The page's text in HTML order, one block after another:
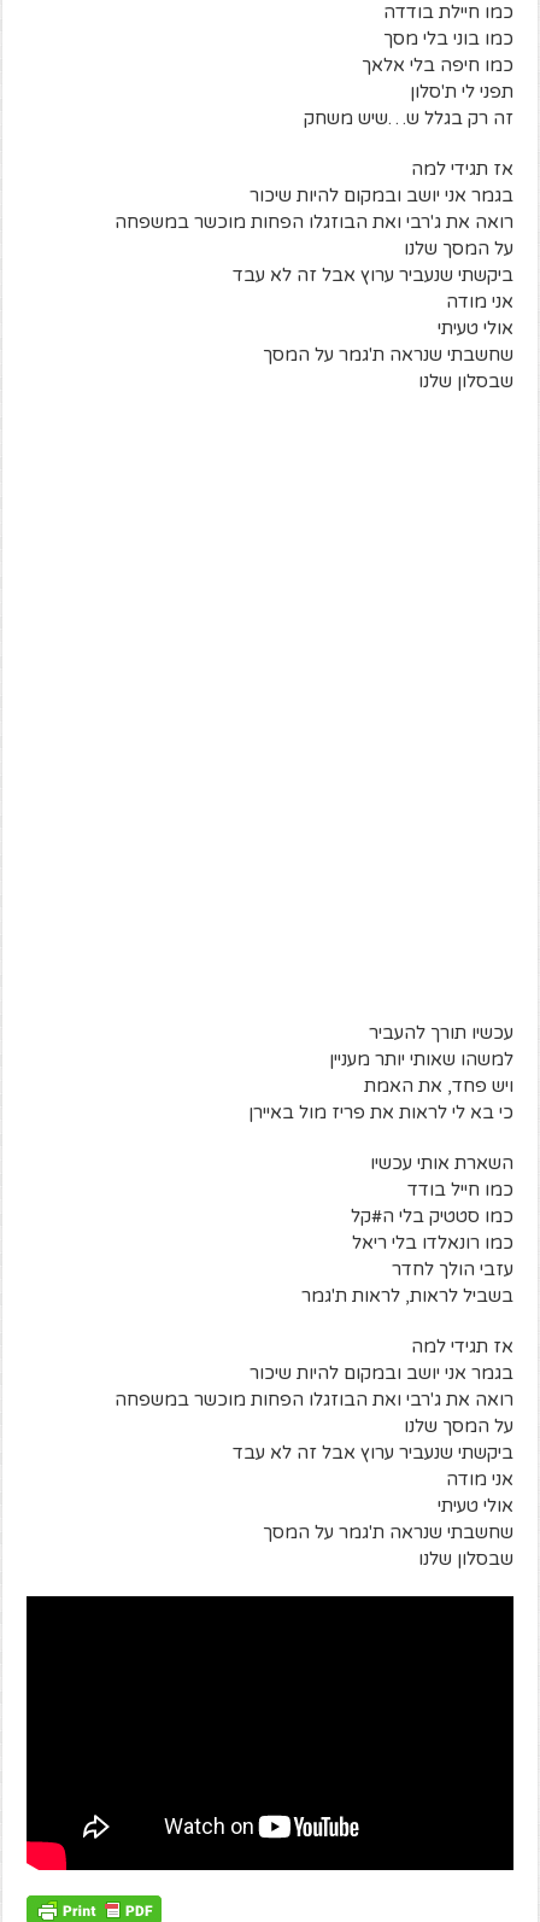
כמו חיילת בודדה
כמו בוני בלי מסך
כמו חיפה בלי אלאך
תפני לי ת'סלון
זה רק בגלל ש…שיש משחק
אז תגידי למה
בגמר אני יושב ובמקום להיות שיכור
רואה את ג'רבי ואת הבוזגלו הפחות מוכשר במשפחה
על המסך שלנו
ביקשתי שנעביר ערוץ אבל זה לא עבד
אני מודה
אולי טעיתי
שחשבתי שנראה ת'גמר על המסך
שבסלון שלנו
עכשיו תורך להעביר
למשהו שאותי יותר מעניין
ויש פחד, את האמת
כי בא לי לראות את פריז מול באיירן
השארת אותי עכשיו
כמו חייל בודד
כמו סטטיק בלי ה#קל
כמו רונאלדו בלי ריאל
עזבי הולך לחדר
בשביל לראות, לראות ת'גמר
אז תגידי למה
בגמר אני יושב ובמקום להיות שיכור
רואה את ג'רבי ואת הבוזגלו הפחות מוכשר במשפחה
על המסך שלנו
ביקשתי שנעביר ערוץ אבל זה לא עבד
אני מודה
אולי טעיתי
שחשבתי שנראה ת'גמר על המסך
שבסלון שלנו